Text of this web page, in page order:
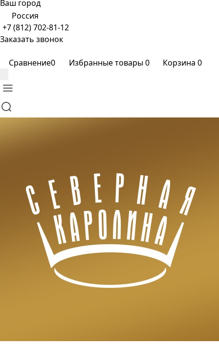
Ваш город
Россия
+7 (812) 702-81-12
Заказать звонок
Сравнение0 Избранные товары0 Корзина 0